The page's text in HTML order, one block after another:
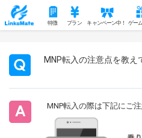
特徴 プラン キャンペーン中！ ゲー
MNP転入の注意点を教え
MNP転入の際は下記にご注